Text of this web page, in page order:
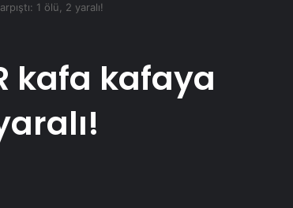
1 ölü, 2 yaralı!
kafa kafaya